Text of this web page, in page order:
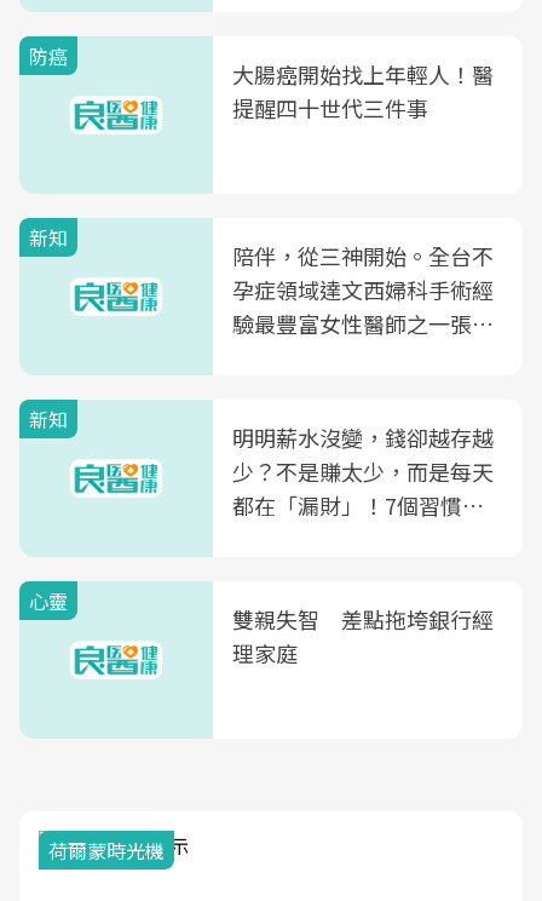
防癌
大腸癌開始找上年輕人！醫
提醒四十世代三件事
新知
陪伴，從三神開始。全台不
孕症領域達文西婦科手術經
驗最豐富女性醫師之一張永
光田醫院建構360度女性健
康照護生態圈
新知
明明薪水沒變，錢卻越存越
少？不是賺太少，而是每天
都在「漏財」！7個習慣一
心靈
雙親失智 差點拖垮銀行經
理家庭
荷爾蒙時光機